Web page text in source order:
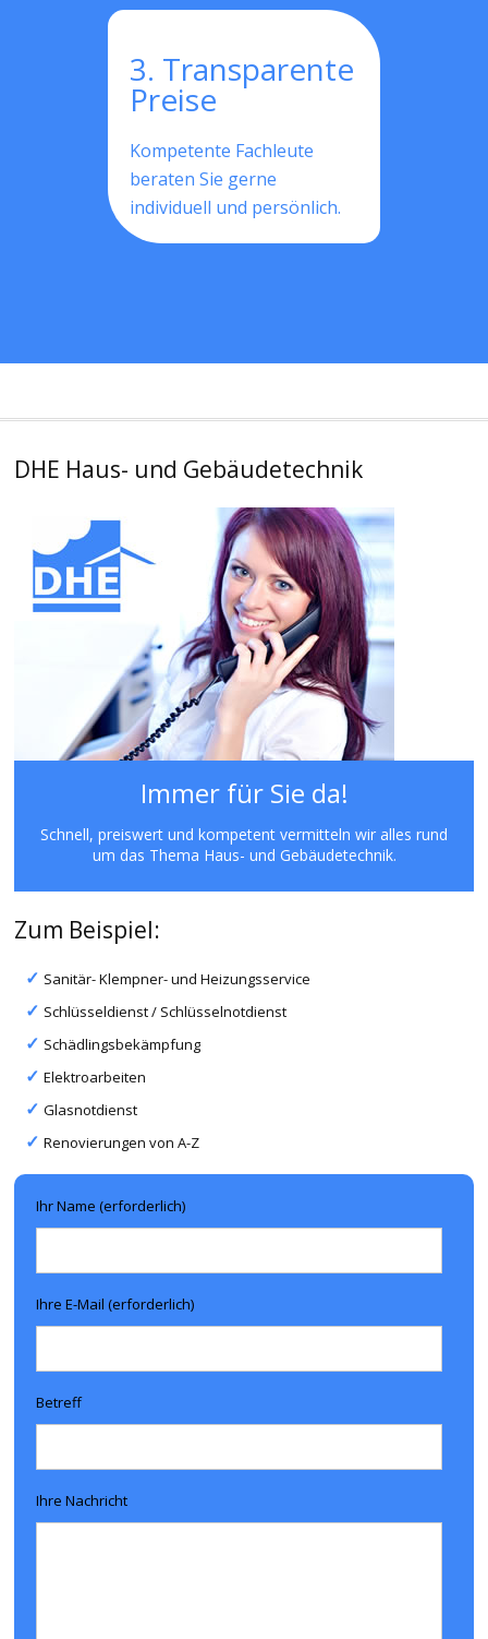
3. Transparente
Preise
Kompetente Fachleute
beraten Sie gerne
individuell und persönlich.
DHE Haus- und Gebäudetechnik
Immer für Sie da!
Schnell, preiswert und kompetent vermitteln wir alles rund
um das Thema Haus- und Gebäudetechnik.
Zum Beispiel:
Sanitär- Klempner- und Heizungsservice
Schlüsseldienst / Schlüsselnotdienst
Schädlingsbekämpfung
Elektroarbeiten
Glasnotdienst
Renovierungen von A-Z
Ihr Name (erforderlich)
Ihre E-Mail (erforderlich)
Betreff
Ihre Nachricht